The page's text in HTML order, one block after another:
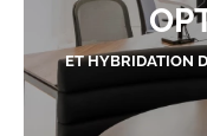
ET HYBRIDATION